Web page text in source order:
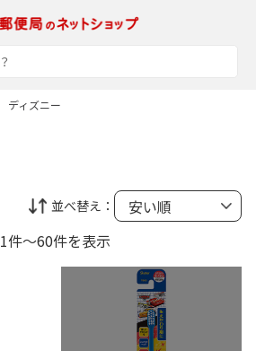
ディズニー
並べ替え：
1件～60件を表示